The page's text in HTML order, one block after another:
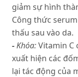
giảm sự hình
Công thức
thấu sau vào da.
-Khóa:Vitamin C
xuất hiện các
lại tác động của